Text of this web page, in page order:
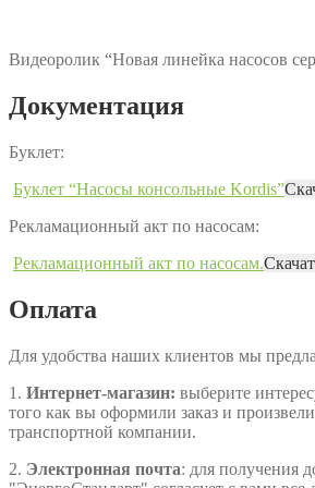
Видеоролик “Новая линейка насосов
Документация
Буклет:
Буклет “Насосы консольные Kordis”
Рекламационный акт по насосам:
Рекламационный акт по насосам.
Оплата
Для удобства наших клиентов мы
1. Интернет-магазин: выберите
того как вы оформили заказ и
транспортной компании.
2. Электронная почта: для получения